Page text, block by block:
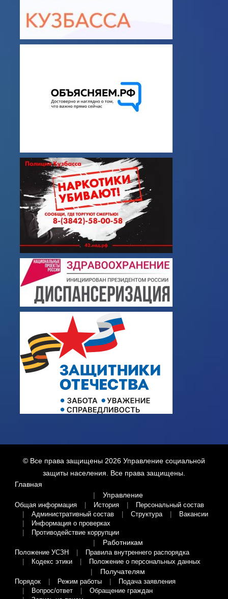
© Все права защищены 2026 Управление социальной
защиты населения. Все права защищены.
Главная
Управление
Общая информация История
Персональный состав
Административный состав
Структура
Вакансии
Информация о проверках
Противодействие коррупции
Работникам
Положение УСЗН
Правила внутреннего распорядка
Кодекс этики
Положение о персональных данных
Получателям
Порядок Режим работы
Подача заявления
Вопрос/ответ
Обращение граждан